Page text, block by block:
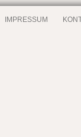
IMPRESSUM